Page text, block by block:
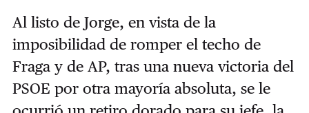
Al listo de Jorge, en vista de la
imposibilidad de romper el techo de
Fraga y de AP, tras una nueva victoria del
PSOE por otra mayoría absoluta, se le